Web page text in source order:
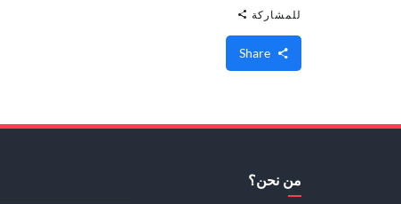
للمشاركة
من نحن؟